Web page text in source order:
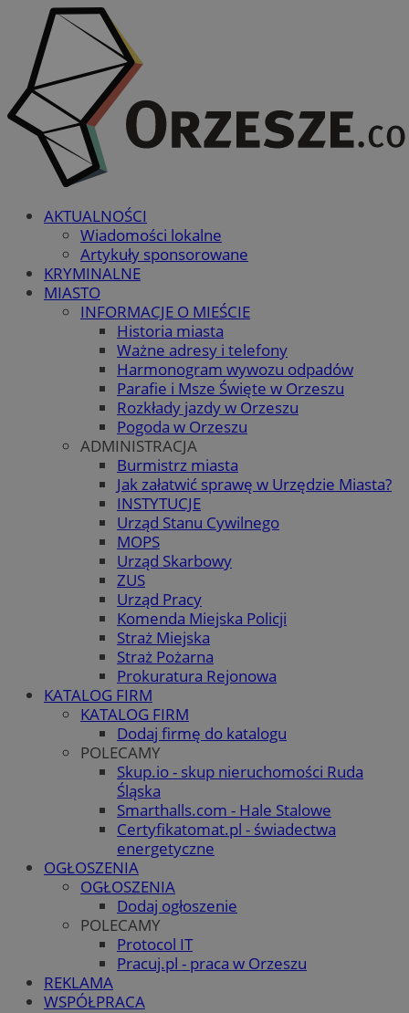
AKTUALNOŚCI
Wiadomości lokalne
Artykuły sponsorowane
KRYMINALNE
MIASTO
INFORMACJE O MIEŚCIE
Historia miasta
Ważne adresy i telefony
Harmonogram wywozu odpadów
Parafie i Msze Święte w Orzeszu
Rozkłady jazdy w Orzeszu
Pogoda w Orzeszu
ADMINISTRACJA
Burmistrz miasta
Jak załatwić sprawę w Urzędzie Miasta?
INSTYTUCJE
Urząd Stanu Cywilnego
MOPS
Urząd Skarbowy
ZUS
Urząd Pracy
Komenda Miejska Policji
Straż Miejska
Straż Pożarna
Prokuratura Rejonowa
KATALOG FIRM
KATALOG FIRM
Dodaj firmę do katalogu
POLECAMY
Skup.io - skup nieruchomości Ruda
Śląska
Smarthalls.com - Hale Stalowe
Certyfikatomat.pl - świadectwa
energetyczne
OGŁOSZENIA
OGŁOSZENIA
Dodaj ogłoszenie
POLECAMY
Protocol IT
Pracuj.pl - praca w Orzeszu
REKLAMA
WSPÓŁPRACA